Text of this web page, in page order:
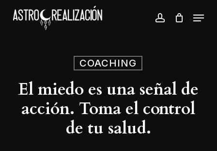
account
Menu
COACHING
El miedo es una señal de
acción. Toma el control
de tu salud.